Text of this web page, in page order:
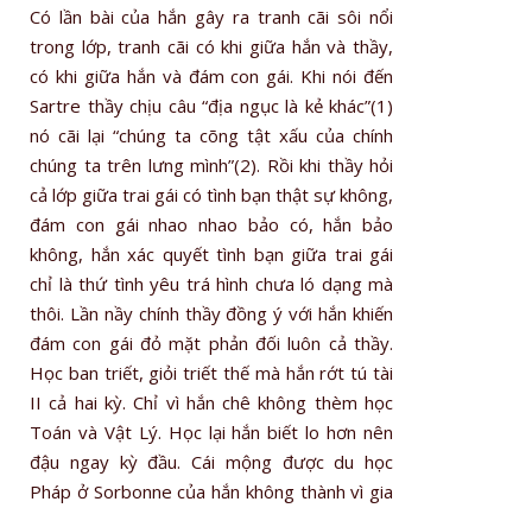
Có lần bài của hắn gây ra tranh cãi sôi nổi
trong lớp, tranh cãi có khi giữa hắn và thầy,
có khi giữa hắn và đám con gái. Khi nói đến
Sartre thầy chịu câu “địa ngục là kẻ khác”(1)
nó cãi lại “chúng ta cõng tật xấu của chính
chúng ta trên lưng mình”(2). Rồi khi thầy hỏi
cả lớp giữa trai gái có tình bạn thật sự không,
đám con gái nhao nhao bảo có, hắn bảo
không, hắn xác quyết tình bạn giữa trai gái
chỉ là thứ tình yêu trá hình chưa ló dạng mà
thôi. Lần nầy chính thầy đồng ‎ý với hắn khiến
đám con gái đỏ mặt phản đối luôn cả thầy.
Học ban triết, giỏi triết thế mà hắn rớt tú tài
II cả hai kỳ. Chỉ vì hắn chê không thèm học
Toán và Vật Lý. Học lại hắn biết lo hơn nên
đậu ngay kỳ đầu. Cái mộng được du học
Pháp ở Sorbonne của hắn không thành vì gia